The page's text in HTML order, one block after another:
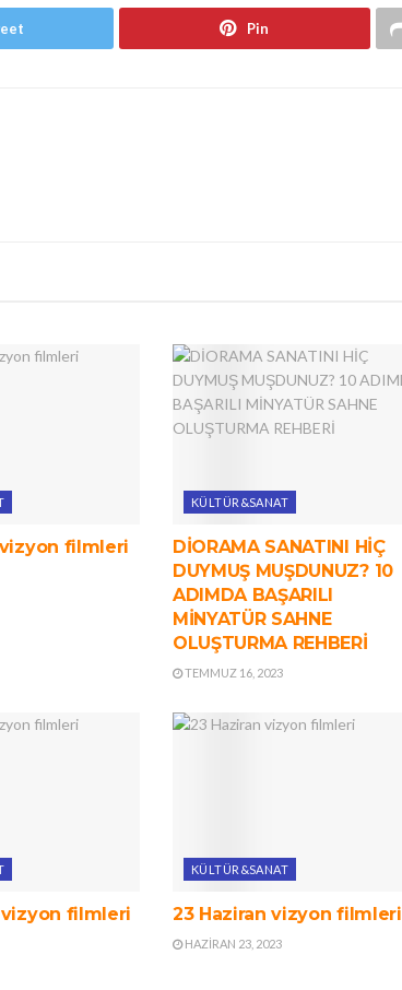
Pin
filmleri
KÜLTÜR&SANAT
DİORAMA SANATINI HİÇ
DUYMUŞ MUŞDUNUZ? 10
ADIMDA BAŞARILI
MİNYATÜR SAHNE
OLUŞTURMA REHBERİ
TEMMUZ 16, 2023
filmleri
KÜLTÜR&SANAT
23 Haziran vizyon filmleri
HAZIRAN 23, 2023